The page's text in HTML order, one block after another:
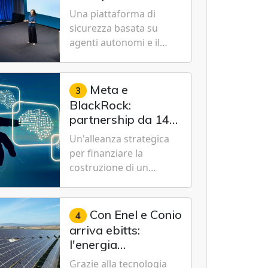
Cybersecurity.
nuovo modello IA
specializzato per la
cybersecurity
Una piattaforma di
sicurezza basata su
agenti autonomi e il
Cyber-1-Flash per
consentire alle
organizzazioni di
passare da una difesa
reattiva a una strategia
di gestione continua del
rischio.
3 Meta e
BlackRock:
partnership da 14
miliardi di dollari
per un data center
da record in Texas
Un'alleanza strategica
per finanziare la
costruzione di un
1 gigawatt a El Paso,
volto a sostenere le
future ambizioni di
superintelligenza e
intelligenza artificiale
4 Con Enel e Conio
arriva ebitts:
l'energia
rinnovabile entra in
Grazie alla tecnologia